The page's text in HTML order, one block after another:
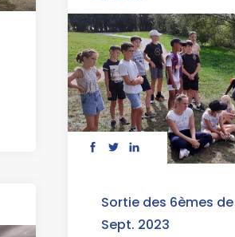
Sortie des 6èmes de
Sept. 2023